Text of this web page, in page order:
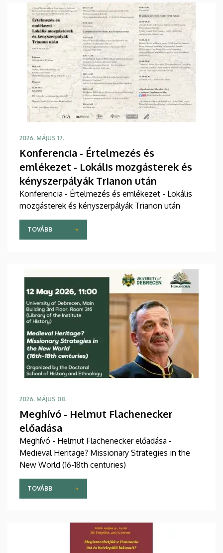
2026. MÁJUS 17.
Konferencia - Értelmezés és
emlékezet - Lokális mozgásterek és
kényszerpályák Trianon után
Konferencia - Értelmezés és emlékezet - Lokális
mozgásterek és kényszerpályák Trianon után
TOVÁBB
2026. MÁJUS 08.
Meghívó - Helmut Flachenecker
előadása
Meghívó - Helmut Flachenecker előadása -
Medieval Heritage? Missionary Strategies in the
New World (16-18th centuries)
TOVÁBB